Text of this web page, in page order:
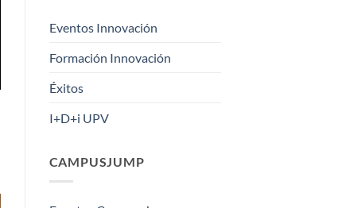
Eventos Innovación
Formación Innovación
Éxitos
I+D+i UPV
CAMPUSJUMP